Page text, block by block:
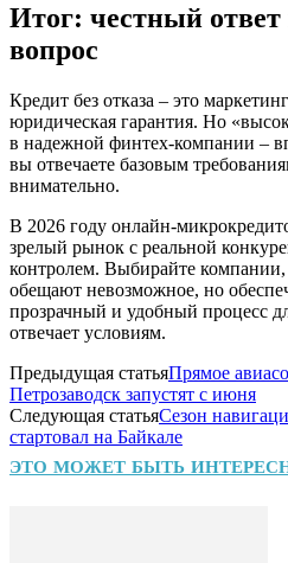
Итог: честный
вопрос
Кредит без отказа – это
юридическая гарантия. Но
в надежной финтех-компании –
вы отвечаете базовым
внимательно.
В 2026 году онлайн-
зрелый рынок с реальной
контролем. Выбирайте
обещают невозможное, но
прозрачный и удобный процесс
отвечает условиям.
Предыдущая статьяПрямое
Петрозаводск запустят с июня
Следующая статьяСезон
стартовал на Байкале
ЭТО МОЖЕТ БЫТЬ